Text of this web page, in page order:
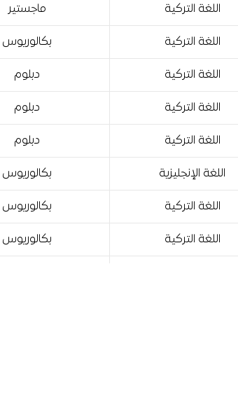
اللغة التركية ماجستير
اللغة التركية بكالوريوس
اللغة التركية دبلوم
اللغة التركية دبلوم
اللغة التركية دبلوم
اللغة الإنجليزية بكالوريوس
اللغة التركية بكالوريوس
اللغة التركية بكالوريوس